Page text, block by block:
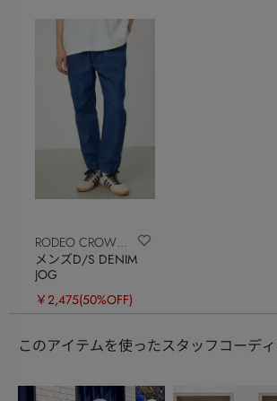
RODEO CROWNS
WIDE BOWL
メンズD/S DENIM
JOG
￥2,475(50%OFF)
このアイテムを使ったスタッフコーデ